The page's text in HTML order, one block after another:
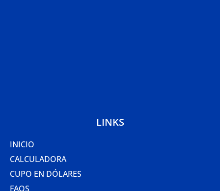
LINKS
INICIO
CALCULADORA
CUPO EN DÓLARES
FAQS